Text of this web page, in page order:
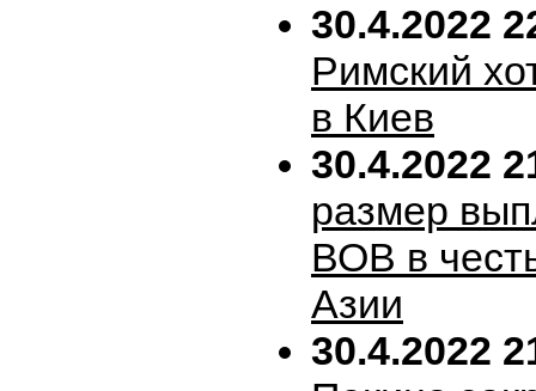
30.4.2022
Римский
в Киев
30.4.2022
размер
ВОВ в
Азии
30.4.2022